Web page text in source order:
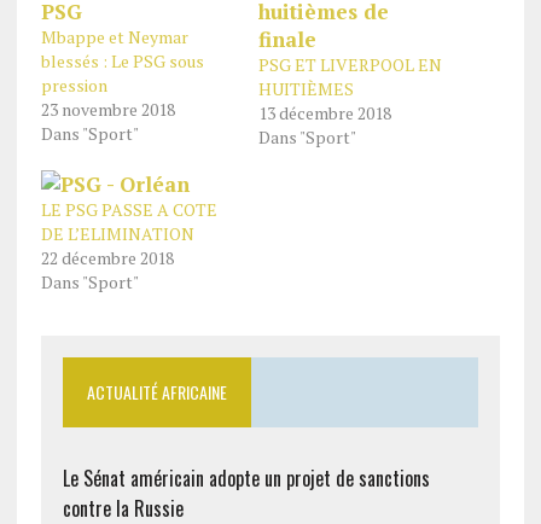
Mbappe et Neymar
blessés : Le PSG sous
pression
23 novembre 2018
Dans "Sport"
PSG ET LIVERPOOL EN
HUITIÈMES
13 décembre 2018
Dans "Sport"
LE PSG PASSE A COTE
DE L’ELIMINATION
22 décembre 2018
Dans "Sport"
ACTUALITÉ AFRICAINE
Le Sénat américain adopte un projet de sanctions
contre la Russie